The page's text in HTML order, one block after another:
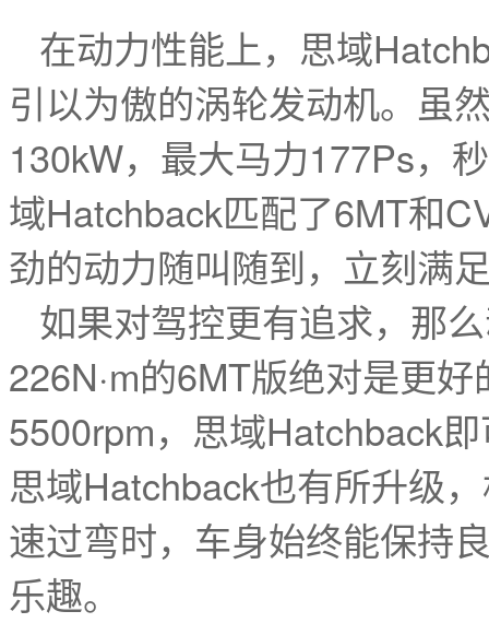
在动力性能上，思域
引以为傲的涡轮发动机。虽
130kW，最大马力177Ps，
域Hatchback匹配了6MT和
劲的动力随叫随到，立刻满
如果对驾控更有追求，那
226N·m的6MT版绝对是更
5500rpm，思域Hatchback
思域Hatchback也有所升级
速过弯时，车身始终能保持
乐趣。